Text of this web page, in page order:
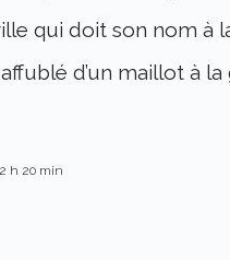
qui doit son nom à
d’un maillot à la
h 20 min